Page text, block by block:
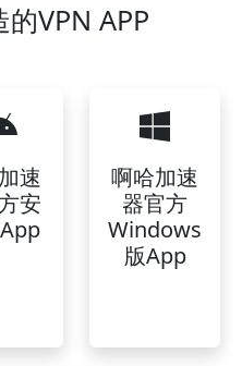
VPN APP
速
安
啊哈加速
器官方
Windows
版App